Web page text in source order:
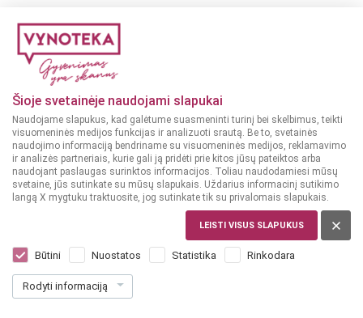
Šioje svetainėje naudojami slapukai
Naudojame slapukus, kad galėtume suasmeninti turinį bei skelbimus, teikti
visuomeninės medijos funkcijas ir analizuoti srautą. Be to, svetainės
naudojimo informaciją bendriname su visuomeninės medijos, reklamavimo
ir analizės partneriais, kurie gali ją pridėti prie kitos jūsų pateiktos arba
naudojant paslaugas surinktos informacijos. Toliau naudodamiesi mūsų
svetaine, jūs sutinkate su mūsų slapukais. Uždarius informacinį sutikimo
langą X mygtuku traktuosite, jog sutinkate tik su privalomais slapukais.
LEISTI VISUS SLAPUKUS
Būtini Nuostatos Statistika Rinkodara
Rodyti informaciją
Chateau La Raze Beauvallet 0,75 l
Dar nėra balsų, galite įvertinti
49